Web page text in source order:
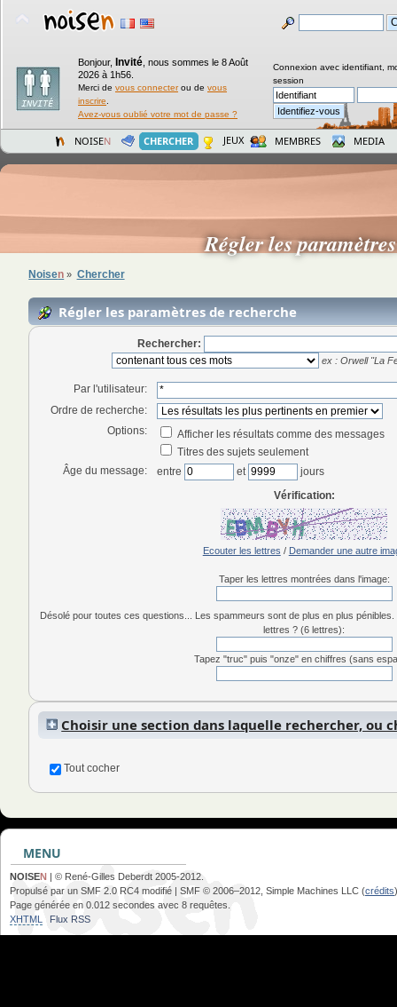
Bonjour, Invité nous sommes le 8 Août
2026 à 1h56.
Merci de vous connecterou de vous
inscrire
Avez-vous oublié votre mot de passe ?
Connexion avec identifiant,
session
NOISEN CHERCHER JEUX MEMBRES MEDIA
Régler les
Noisen » Chercher
Régler les paramètres de recherche
Rechercher:
ex :Orwell "La
Par l'utilisateur:
Ordre de recherche:
Options:
Afficher les résultats comme des messages
Titres des sujets seulement
Âge du message:
entre et
jours
Vérification:
Ecouter les lettres / Demander une autre
Taper les lettres montrées dans l'image:
Désolé pour toutes ces questions... Les spammeurs sont de plus en plus
lettres ? (6 lettres):
Tapez "truc" puis "onze" en chiffres (sans
Choisir une section dans laquelle rechercher, ou
Tout cocher
MENU
NOISEN | © René-Gilles Deberdt 2005-2012.
Propulsé par un SMF 2.0 RC4 modifié | SMF © 2006–2012, Simple Machines LLC (crédits)
Page générée en 0.012 secondes avec 8 requêtes.
XHTML
Flux RSS